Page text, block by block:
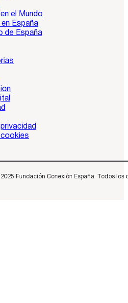
el Mundo
España
de España
Fundación Conexión España. Todos los